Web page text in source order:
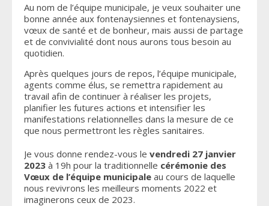
Au nom de l’équipe municipale, je veux souhaiter une
bonne année aux fontenaysiennes et fontenaysiens,
vœux de santé et de bonheur, mais aussi de partage
et de convivialité dont nous aurons tous besoin au
quotidien.
Après quelques jours de repos, l’équipe municipale,
agents comme élus, se remettra rapidement au
travail afin de continuer à réaliser les projets,
planifier les futures actions et intensifier les
manifestations relationnelles dans la mesure de ce
que nous permettront les règles sanitaires.
Je vous donne rendez-vous le vendredi 27 janvier
2023 à 19h pour la traditionnelle cérémonie des
Vœux de l’équipe municipale au cours de laquelle
nous revivrons les meilleurs moments 2022 et
imaginerons ceux de 2023.